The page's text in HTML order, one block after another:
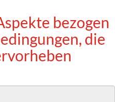
bezogen
die